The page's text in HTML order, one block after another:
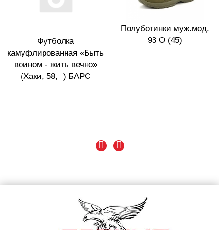
Футболка
камуфлированная «Быть
воином - жить вечно»
(Хаки, 58, -) БАРС
Полуботинки муж.мод.
93 О (45)